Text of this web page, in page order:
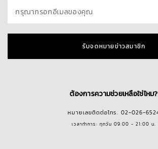
กรุณากรอกอีเมลของคุณ
รับจดหมายข่าวสมาชิก
ต้องการความช่วยเหลือใช่ไหม?
หมายเลขติดต่อโทร. 02-026-
เวลาทำการ: ทุกวัน 09.00 - 21:00 น.